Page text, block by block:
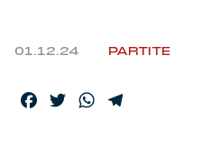
01.12.24 PARTITE
Facebook
TwitterWhatsApp